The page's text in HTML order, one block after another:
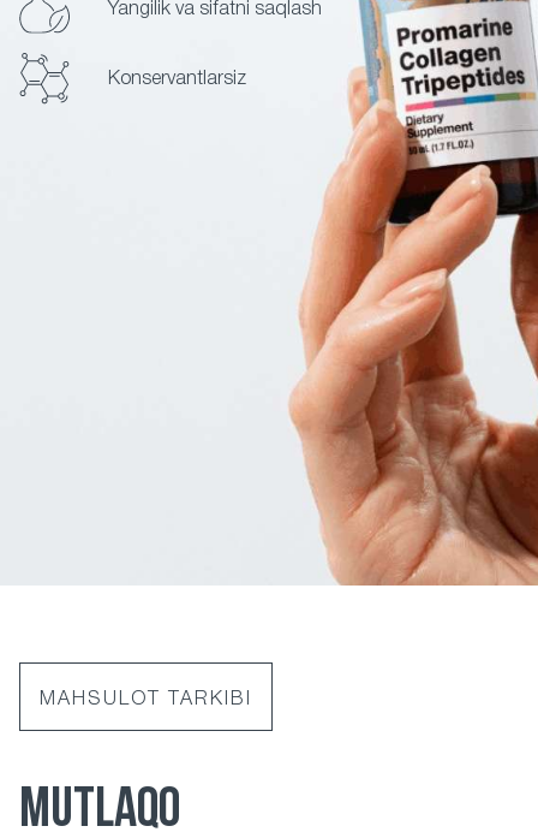
Yangilik va sifatni saqlash
Konservantlarsiz
MAHSULOT TARKIBI
MUTLAQO